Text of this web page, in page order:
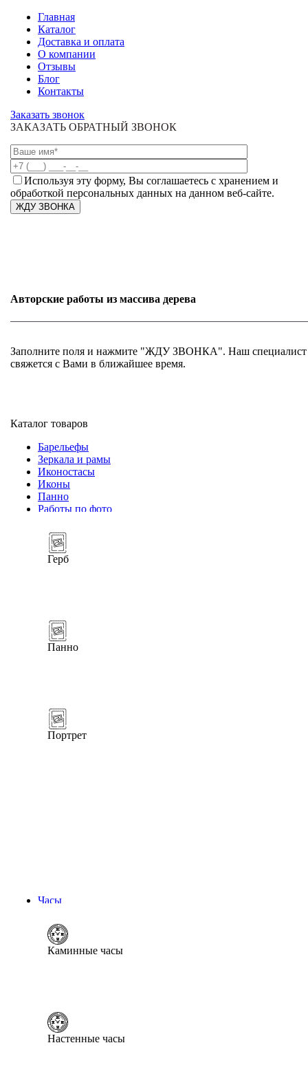
Главная
Каталог
Доставка и оплата
О компании
Отзывы
Блог
Контакты
Заказать звонок
ЗАКАЗАТЬ ОБРАТНЫЙ ЗВОНОК
Используя эту форму, Вы соглашаетесь с хранением и
обработкой персональных данных на данном веб-сайте.
Авторские работы из массива дерева
Заполните поля и нажмите "ЖДУ ЗВОНКА". Наш специалист
свяжется с Вами в ближайшее время.
Каталог товаров
Барельефы
Зеркала и рамы
Иконостасы
Иконы
Панно
Работы по фото
Герб
Панно
Портрет
Часы
Каминные часы
Настенные часы